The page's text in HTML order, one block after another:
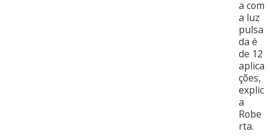
a com
a luz
pulsa
da é
de 12
aplica
ções,
explic
a
Robe
rta.